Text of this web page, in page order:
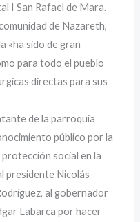
I San Rafael de Mara.
de Nazareth,
«ha sido de gran
para todo el pueblo
directas para sus
de la parroquia
público por la
social en la
presidente Nicolás
al gobernador
Labarca por hacer